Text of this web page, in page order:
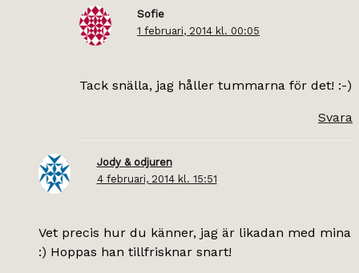
Sofie
1 februari, 2014 kl. 00:05
Tack snälla, jag håller tummarna för det! :-)
Svara
Jody & odjuren
4 februari, 2014 kl. 15:51
Vet precis hur du känner, jag är likadan med mina
:) Hoppas han tillfrisknar snart!